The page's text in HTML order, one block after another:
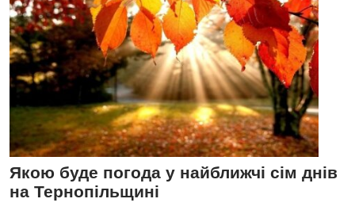
Якою буде погода у найближчі сім днів
на Тернопільщині